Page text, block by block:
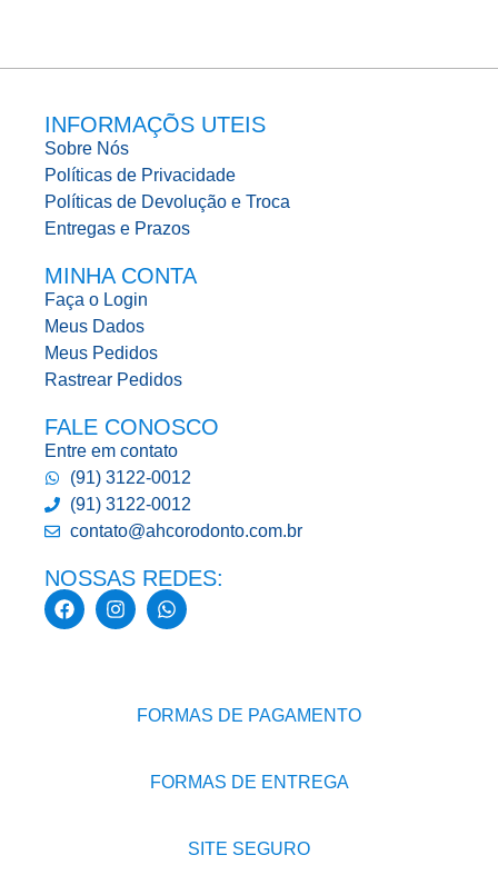
INFORMAÇÕS UTEIS
Sobre Nós
Políticas de Privacidade
Políticas de Devolução e Troca
Entregas e Prazos
MINHA CONTA
Faça o Login
Meus Dados
Meus Pedidos
Rastrear Pedidos
FALE CONOSCO
Entre em contato
(91) 3122-0012
(91) 3122-0012
contato@ahcorodonto.com.br
NOSSAS REDES:
FORMAS DE PAGAMENTO
FORMAS DE ENTREGA
SITE SEGURO